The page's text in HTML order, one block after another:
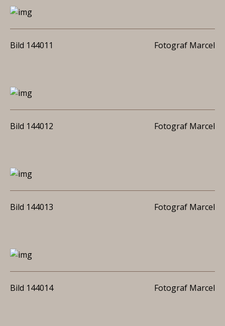
Bild 144011 Fotograf Marcel
Bild 144012 Fotograf Marcel
Bild 144013 Fotograf Marcel
Bild 144014 Fotograf Marcel